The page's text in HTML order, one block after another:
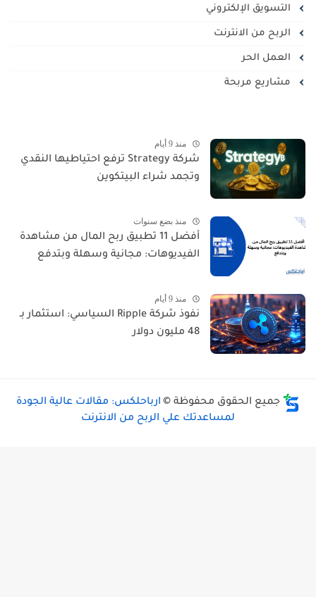
التسويق الإلكتروني
الربح من الانترنت
العمل الحر
مشاريع مربحة
منذ 9 أيام
شركة Strategy ترفع احتياطيها النقدي
وتجمد شراء البيتكوين
منذ بضع سنوات
أفضل 11 تطبيق ربح المال من مشاهدة
الفيديوهات: مجانية وسهلة وبتدفع
منذ 9 أيام
نفوذ شركة Ripple السياسي: استثمار بـ
48 مليون دولار
جميع الحقوق محفوظة © ارباحلكس: مقالات عالية الجودة
لمساعدتك علي الربح من الانترنت